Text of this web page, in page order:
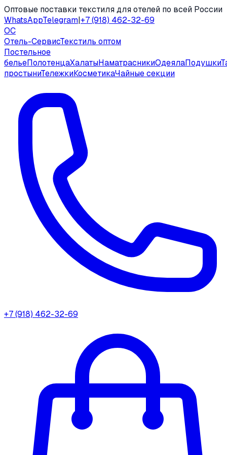
Оптовые поставки текстиля для отелей по всей России
WhatsAppTelegram|+7 (918) 462-32-69
ОС
Отель-СервисТекстиль оптом
Постельное
бельеПолотенцаХалатыНаматрасникиОдеялаПодушки
простыниТележкиКосметикаЧайные секции
+7 (918) 462-32-69